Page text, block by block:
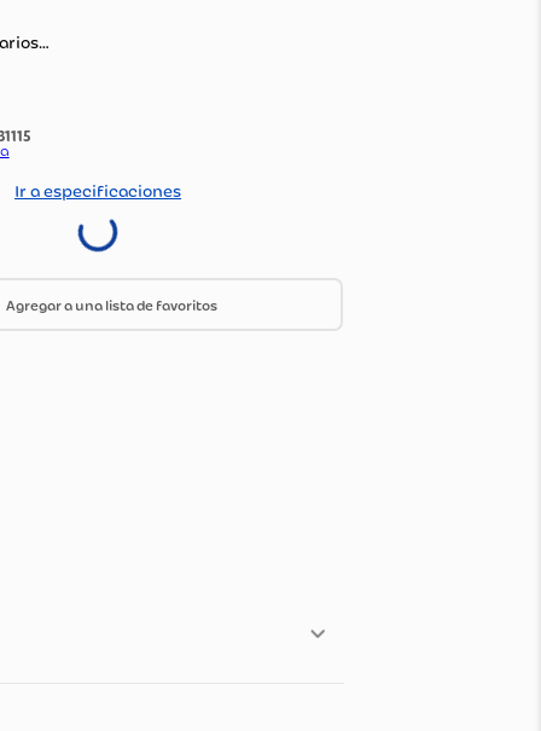
:1531115
Por:Olimpica